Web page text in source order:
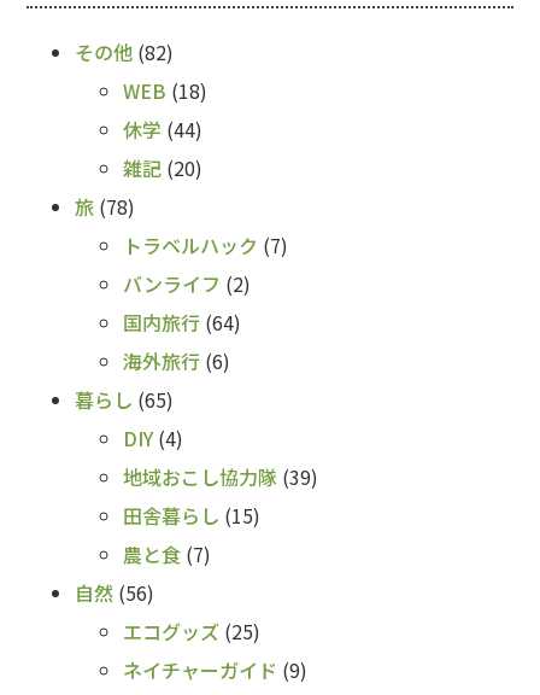
その他 (82)
WEB (18)
休学 (44)
雑記 (20)
旅 (78)
トラベルハック (7)
バンライフ (2)
国内旅行 (64)
海外旅行 (6)
暮らし (65)
DIY(4)
地域おこし協力隊 (39)
田舎暮らし (15)
農と食 (7)
自然 (56)
エコグッズ (25)
ネイチャーガイド (9)